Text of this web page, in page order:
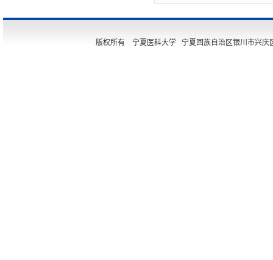
版权所有 宁夏医科大学 宁夏回族自治区银川市兴庆